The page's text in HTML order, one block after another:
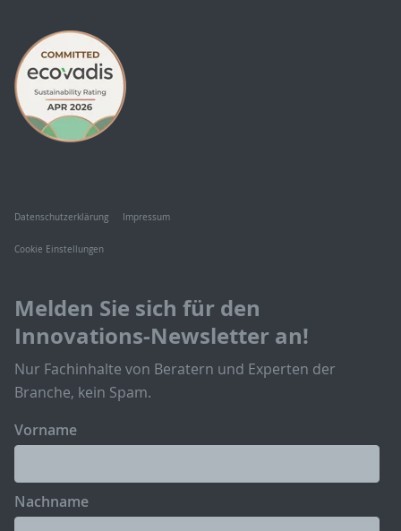
Datenschutzerklärung Impressum
Cookie Einstellungen
Melden Sie sich für den
Innovations-Newsletter an!
Nur Fachinhalte von Beratern und Experten der
Branche, kein Spam.
Vorname
Nachname